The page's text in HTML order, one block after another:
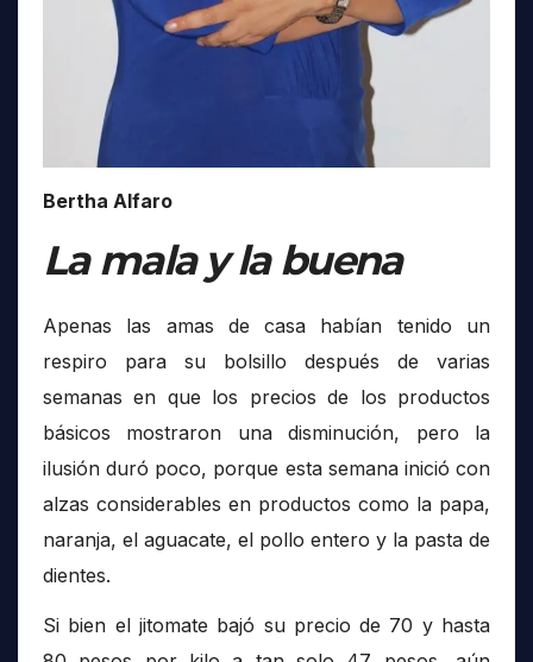
Bertha Alfaro
La mala y la buena
Apenas las amas de casa habían tenido un
respiro para su bolsillo después de varias
semanas en que los precios de los productos
básicos mostraron una disminución, pero la
ilusión duró poco, porque esta semana inició con
alzas considerables en productos como la papa,
naranja, el aguacate, el pollo entero y la pasta de
dientes.
Si bien el jitomate bajó su precio de 70 y hasta